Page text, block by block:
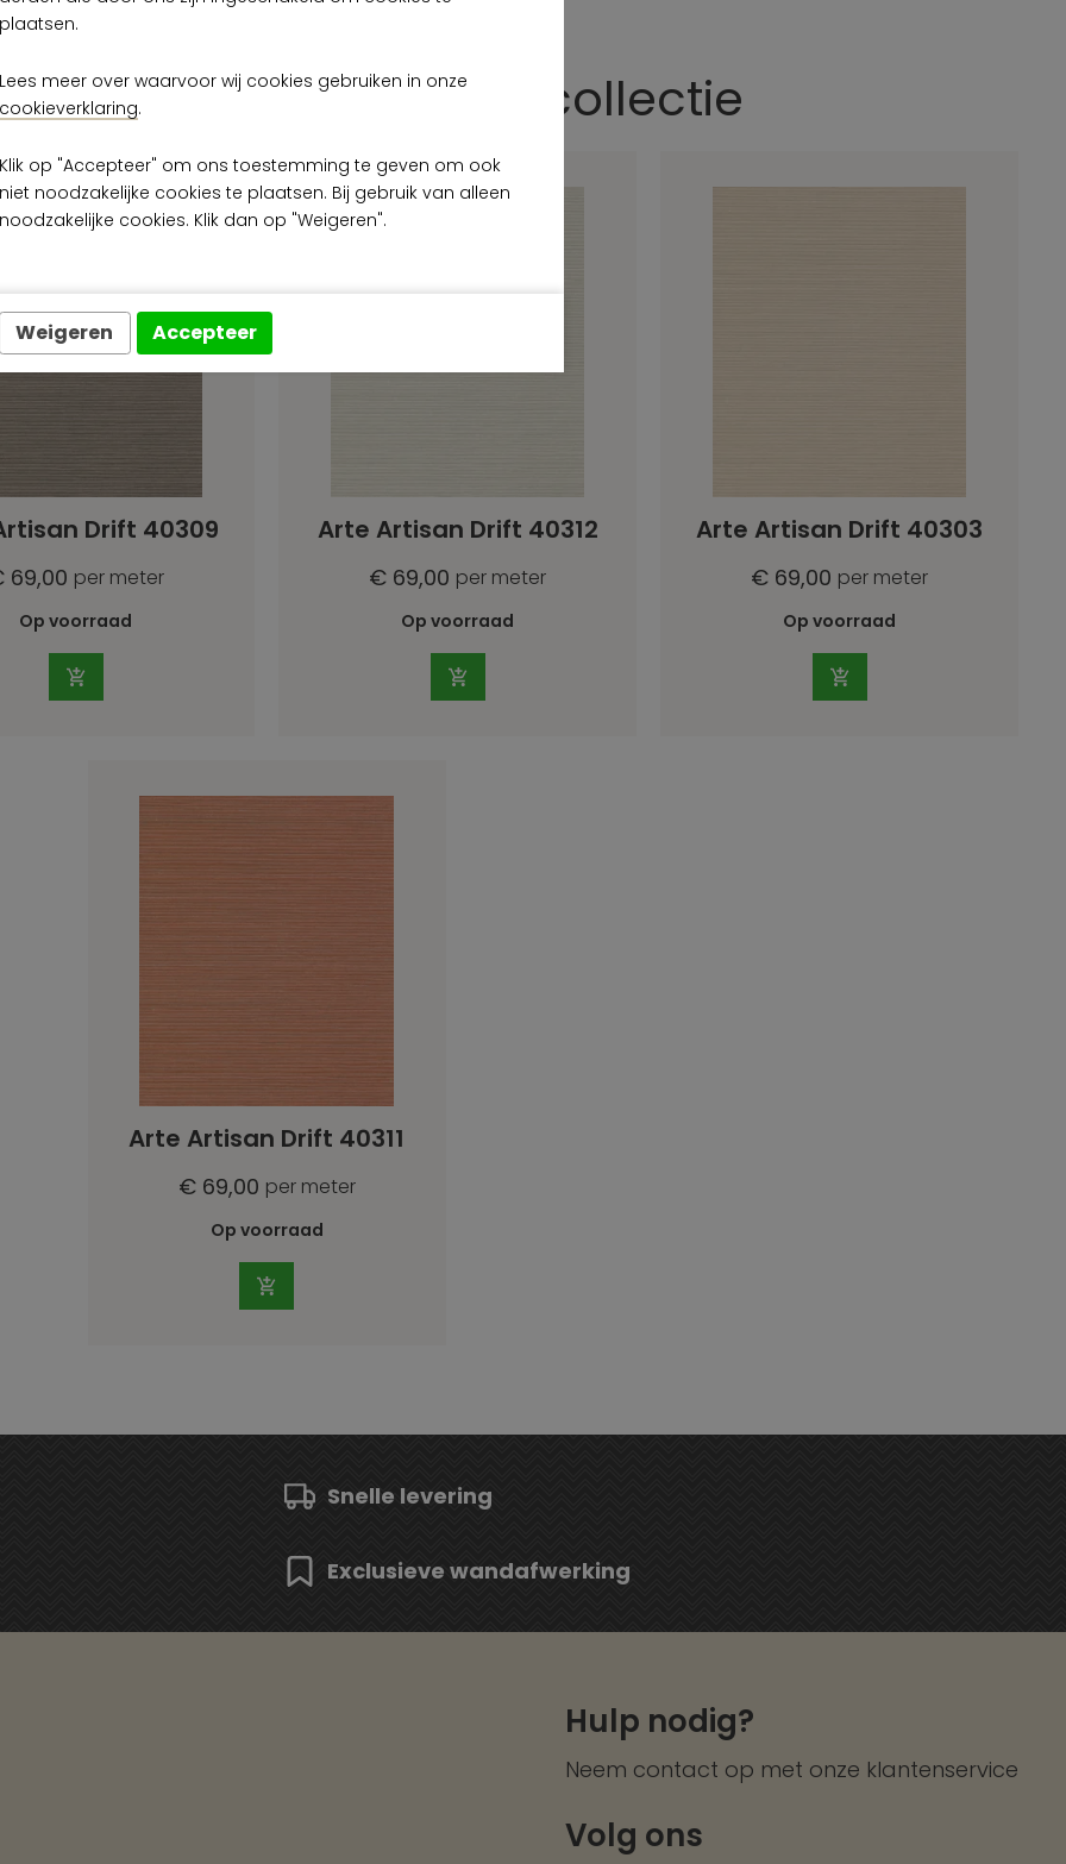
plaatsen.
Lees meer over waarvoor wij cookies gebruiken in onze
cookieverklaring.
Klik op "Accepteer" om ons toestemming te geven om ook
niet noodzakelijke cookies te plaatsen. Bij gebruik van alleen
noodzakelijke cookies. Klik dan op "Weigeren".
Weigeren Accepteer
kleuren uit de Artisan collectie
Drift 40309
69,00 per meter
Op voorraad
Arte Artisan Drift 40312
€ 69,00 per meter
Op voorraad
Arte Artisan Drift 40303
€ 69,00 per meter
Op voorraad
Arte Artisan Drift 40311
€ 69,00 per meter
Op voorraad
Snelle levering
Exclusieve wandafwerking
Hulp nodig?
Neem contact op met onze klantenservice
Volg ons